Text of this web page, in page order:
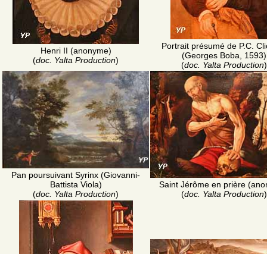
Henri II (anonyme)
(doc. Yalta Production)
Portrait présumé de P.C.
(Georges Boba, 1593)
(doc. Yalta Production)
Pan poursuivant Syrinx (Giovanni-
Battista Viola)
(doc. Yalta Production)
Saint Jérôme en prière
(doc. Yalta Production)